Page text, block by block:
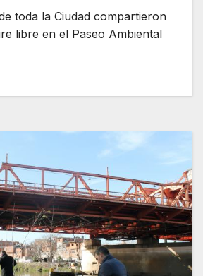
toda la Ciudad compartieron
libre en el Paseo Ambiental